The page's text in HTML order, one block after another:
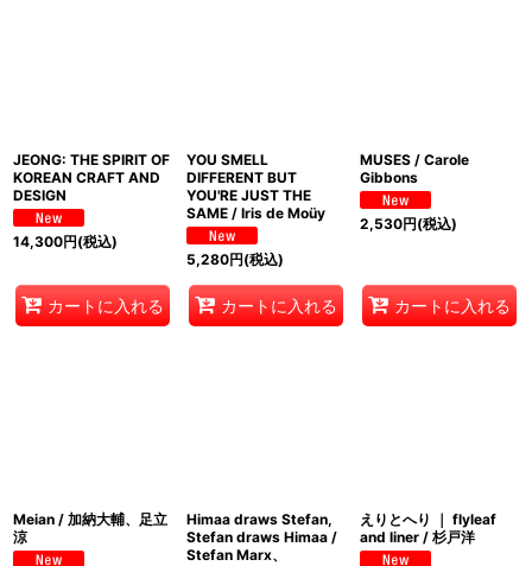
JEONG: THE SPIRIT OF
KOREAN CRAFT AND
DESIGN
14,300円(税込)
カートに入れる
YOU SMELL
DIFFERENT BUT
YOU'RE JUST THE
SAME / Iris de Moüy
5,280円(税込)
カートに入れる
MUSES / Carole
Gibbons
2,530円(税込)
カートに入れる
Meian / 加納大輔、足立
涼
Himaa draws Stefan,
Stefan draws Himaa /
Stefan Marx、
えりとへり ｜ flyleaf
and liner / 杉戸洋